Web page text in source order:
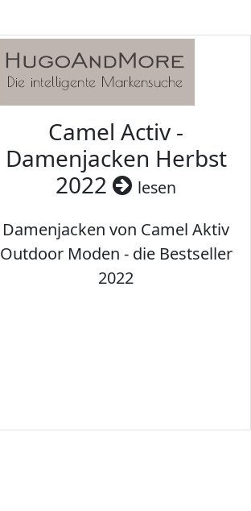
Camel Activ -
Damenjacken Herbst
2022
lesen
Damenjacken von Camel Aktiv
Outdoor Moden - die Bestseller
2022